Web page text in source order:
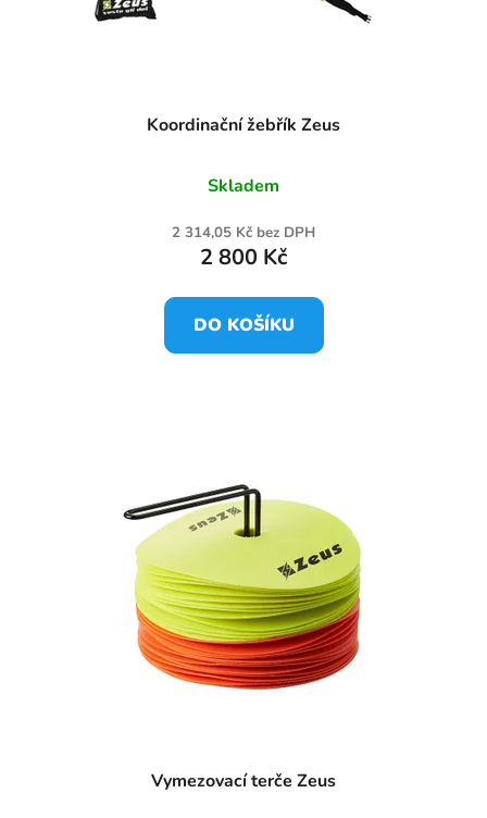
Koordinační žebřík Zeus
Skladem
2 314,05 Kč bez DPH
2 800 Kč
DO KOŠÍKU
Vymezovací terče Zeus